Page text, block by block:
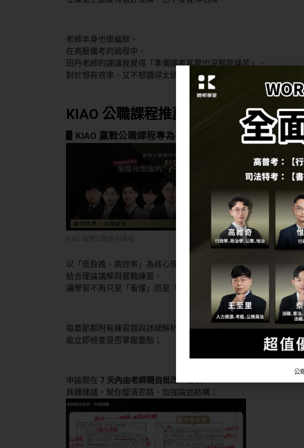
老師本身也很幽默，
在高壓備考的過程中，
田丹老師的課讓我覺得「準備國考其實也沒那麼痛苦」，
對於想有效率、又不想讀得太煩躁的考生，非常適合。
KIAO 公職課程推薦
▋KIAO 贏戰公職課程專為初學者設計。
以「低負擔、高效率」為核心理念，
結合理論講解與實戰練習，
讓學習不再只是「看懂」而是「會寫、會答」。
每章節都附有練習題與詳細解析，
能立即檢查是否掌握重點；
申論題在 7 天內由老師親自批改
具體建議，幫你釐清思路、加強論述結構；
公